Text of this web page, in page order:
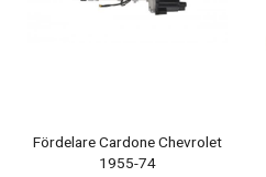
Fördelare Cardone Chevrolet
1955-74